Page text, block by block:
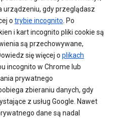
urządzeniu, gdy przeglądasz
o trybie incognito. Po
i kart incognito pliki cookie są
są przechowywane,
się więcej o plikach
incognito w Chrome lub
prywatnego
zbieraniu danych, gdy
z usług Google. Nawet
dane są nadal